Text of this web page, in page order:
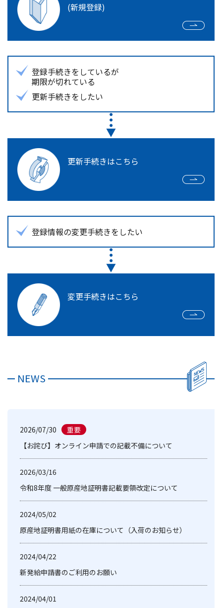
(新規登録)
登録手続きをしているが
期限が切れている
更新手続きをしたい
更新手続きはこちら
登録情報の変更手続きをしたい
変更手続きはこちら
NEWS
2026/07/30
【お詫び】オンライン申請での記載不備について
2026/03/16
令和8年度 一般原産地証明書記載要領改定について
2024/05/02
原産地証明書用紙の在庫について（入荷のお知らせ）
2024/04/22
新発給申請書のご利用のお願い
2024/04/01